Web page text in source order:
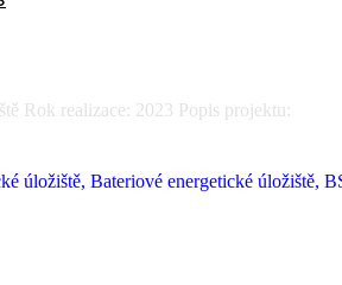
Rok realizace: 2023 Popis projektu: